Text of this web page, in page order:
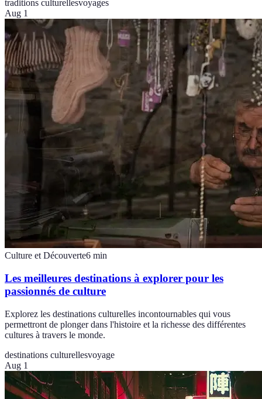
traditions culturellesvoyages
Aug 1
Culture et Découverte6 min
Les meilleures destinations à explorer pour les
passionnés de culture
Explorez les destinations culturelles incontournables qui vous
permettront de plonger dans l'histoire et la richesse des différentes
cultures à travers le monde.
destinations culturellesvoyage
Aug 1